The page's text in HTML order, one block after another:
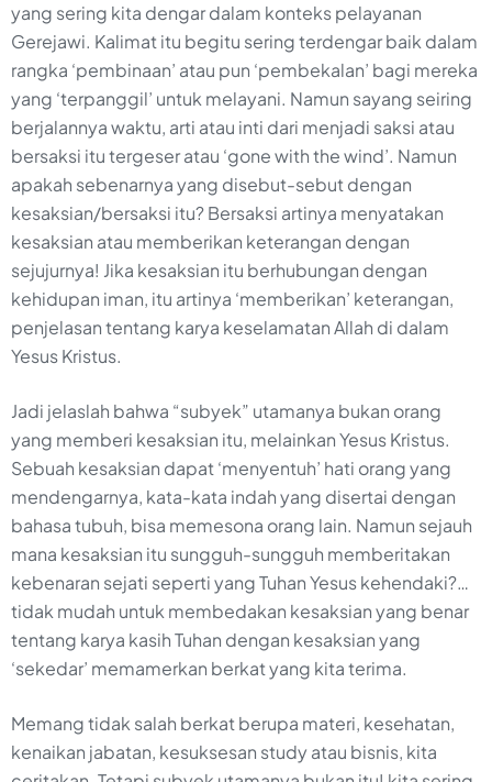
yang sering kita dengar dalam konteks pelayanan
Gerejawi. Kalimat itu begitu sering terdengar baik dalam
rangka ‘pembinaan’ atau pun ‘pembekalan’ bagi mereka
yang ‘terpanggil’ untuk melayani. Namun sayang seiring
berjalannya waktu, arti atau inti dari menjadi saksi atau
bersaksi itu tergeser atau ‘gone with the wind’. Namun
apakah sebenarnya yang disebut-sebut dengan
kesaksian/bersaksi itu? Bersaksi artinya menyatakan
kesaksian atau memberikan keterangan dengan
sejujurnya! Jika kesaksian itu berhubungan dengan
kehidupan iman, itu artinya ‘memberikan’ keterangan,
penjelasan tentang karya keselamatan Allah di dalam
Yesus Kristus.
Jadi jelaslah bahwa “subyek” utamanya bukan orang
yang memberi kesaksian itu, melainkan Yesus Kristus.
Sebuah kesaksian dapat ‘menyentuh’ hati orang yang
mendengarnya, kata-kata indah yang disertai dengan
bahasa tubuh, bisa memesona orang lain. Namun sejauh
mana kesaksian itu sungguh-sungguh memberitakan
kebenaran sejati seperti yang Tuhan Yesus kehendaki?…
tidak mudah untuk membedakan kesaksian yang benar
tentang karya kasih Tuhan dengan kesaksian yang
‘sekedar’ memamerkan berkat yang kita terima.
Memang tidak salah berkat berupa materi, kesehatan,
kenaikan jabatan, kesuksesan study atau bisnis, kita